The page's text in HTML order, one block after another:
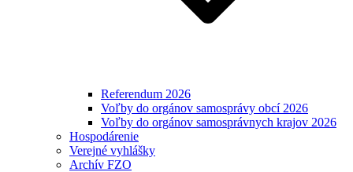
Referendum 2026
Voľby do orgánov samosprávy obcí 2026
Voľby do orgánov samosprávnych krajov 2026
Hospodárenie
Verejné vyhlášky
Archív FZO